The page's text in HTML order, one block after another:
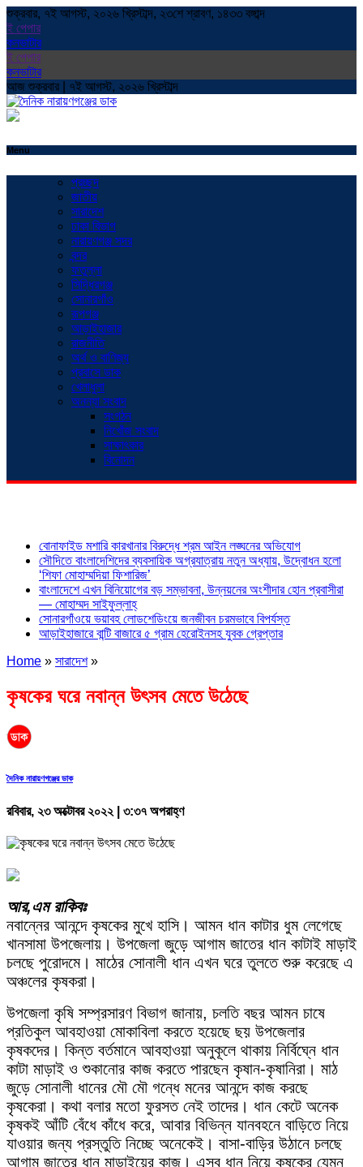
শুক্রবার, ৭ই আগস্ট, ২০২৬ খ্রিস্টাব্দ, ২৩শে শ্রাবণ, ১৪৩৩ বঙ্গাব্দ
ই পেপার
কনভাটার
ই পেপার
কনভাটার
আজ শুক্রবার | ৭ই আগস্ট, ২০২৬ খ্রিস্টাব্দ
Menu
প্রচ্ছদ
জাতীয়
সারাদেশ
ঢাকা বিভাগ
নারায়ণগঞ্জ সদর
বন্দর
ফতুল্লা
সিদ্ধিরগঞ্জ
সোনারগাঁও
রূপগঞ্জ
আড়াইহাজার
রাজনীতি
অর্থ ও বাণিজ্য
প্রবাসে ডাক
খেলাধুলা
অনন্যা সংবাদ
সংগঠন
নিখোঁজ সংবাদ
সাক্ষাৎকার
বিনোদন
বোনাফাইড মশারি কারখানার বিরুদ্ধে শ্রম আইন লঙ্ঘনের অভিযোগ
সৌদিতে বাংলাদেশিদের ব্যবসায়িক অগ্রযাত্রায় নতুন অধ্যায়, উদ্বোধন হলো
‘শিফা মোহাম্মদিয়া ফিশারিজ’
বাংলাদেশে এখন বিনিয়োগের বড় সম্ভাবনা, উন্নয়নের অংশীদার হোন প্রবাসীরা
— মোহাম্মদ সাইফুল্লাহ্
সোনারগাঁওয়ে ভয়াবহ লোডশেডিংয়ে জনজীবন চরমভাবে বিপর্যস্ত
আড়াইহাজারে বান্টি বাজারে ৫ গ্রাম হেরোইনসহ যুবক গ্রেপ্তার
Home » সারাদেশ»
কৃষকের ঘরে নবান্ন উৎসব মেতে উঠেছে
দৈনিক নারায়ণগঞ্জের ডাক
রবিবার, ২৩ অক্টোবর ২০২২ | ৩:৩৭ অপরাহ্ণ
আর,এম রাকিবঃ
নবান্নের আনন্দে কৃষকের মুখে হাসি। আমন ধান কাটার ধুম লেগেছে
খানসামা উপজেলায়। উপজেলা জুড়ে আগাম জাতের ধান কাটাই মাড়াই
চলছে পুরোদমে। মাঠের সোনালী ধান এখন ঘরে তুলতে শুরু করেছে এ
অঞ্চলের কৃষকরা।
উপজেলা কৃষি সম্প্রসারণ বিভাগ জানায়, চলতি বছর আমন চাষে
প্রতিকুল আবহাওয়া মোকাবিলা করতে হয়েছে ছয় উপজেলার
কৃষকদের। কিন্ত বর্তমানে আবহাওয়া অনুকূলে থাকায় নির্বিঘ্নে ধান
কাটা মাড়াই ও শুকানোর কাজ করতে পারছেন কৃষান-কৃষানিরা। মাঠ
জুড়ে সোনালী ধানের মৌ মৌ গন্ধে মনের আনন্দে কাজ করছে
কৃষকেরা। কথা বলার মতো ফুরসত নেই তাদের। ধান কেটে অনেক
কৃষকই আঁটি বেঁধে কাঁধে করে, আবার বিভিন্ন যানবহনে বাড়িতে নিয়ে
যাওয়ার জন্য প্রস্তুতি নিচ্ছে অনেকেই। বাসা-বাড়ির উঠানে চলছে
আগাম জাতের ধান মাড়াইয়ের কাজ। এসব ধান নিয়ে কৃষকের যেমন